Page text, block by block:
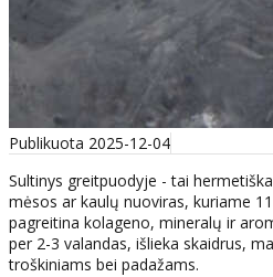
Publikuota 2025-12-04
Sultinys greitpuodyje - tai
mėsos ar kaulų nuoviras, kuriame
pagreitina kolageno, mineralų ir
per 2-3 valandas, išlieka skaidrus,
troškiniams bei padažams.